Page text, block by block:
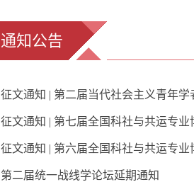
通知公告
征文通知 | 第二届当代社会主义青年学
征文通知 | 第七届全国科社与共运专
征文通知 | 第六届全国科社与共运专
第二届统一战线学论坛延期通知